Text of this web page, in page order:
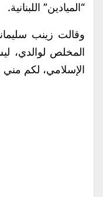
“الميادين” اللبنانية.
وقالت زينب
المخلص لوالدي،
الإسلامي، لكم